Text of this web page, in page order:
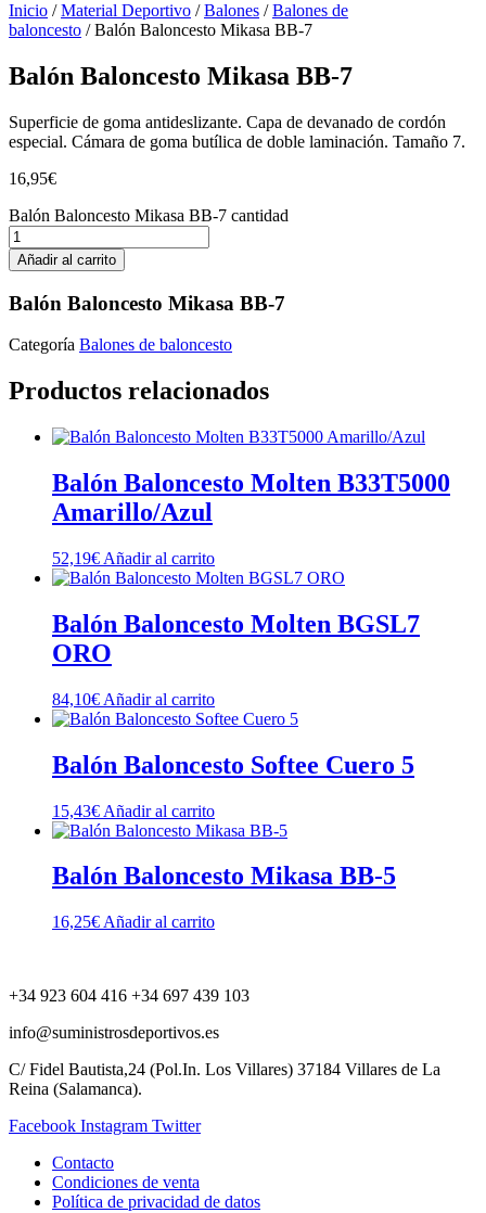
Inicio /Material Deportivo /Balones /Balones de
baloncesto / Balón Baloncesto Mikasa BB-7
Balón Baloncesto Mikasa BB-7
Superficie de goma antideslizante. Capa de devanado de cordón
especial. Cámara de goma butílica de doble laminación. Tamaño 7.
16,95€
Balón Baloncesto Mikasa BB-7 cantidad
Añadir al carrito
Balón Baloncesto Mikasa BB-7
Categoría Balones de baloncesto
Productos relacionados
Balón Baloncesto Molten B33T5000
Amarillo/Azul
52,19€ Añadir al carrito
Balón Baloncesto Molten BGSL7
ORO
84,10€ Añadir al carrito
Balón Baloncesto Softee Cuero 5
15,43€ Añadir al carrito
Balón Baloncesto Mikasa BB-5
16,25€ Añadir al carrito
+34 923 604 416 +34 697 439 103
info@suministrosdeportivos.es
C/ Fidel Bautista,24 (Pol.In. Los Villares) 37184 Villares de La
Reina (Salamanca).
Facebook Instagram Twitter
Contacto
Condiciones de venta
Política de privacidad de datos